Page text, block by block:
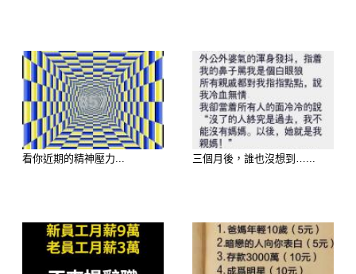
小動作，這將發掘交友態度是如何的
喔。
看你近期的精神壓力... 三個月後，誰也沒想到…...